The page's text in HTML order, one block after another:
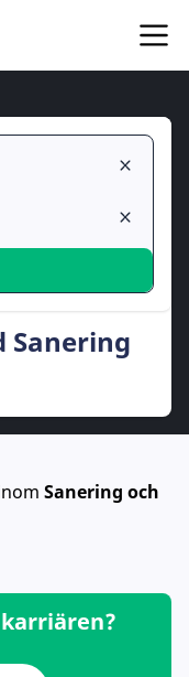
Sanering
Sanering och